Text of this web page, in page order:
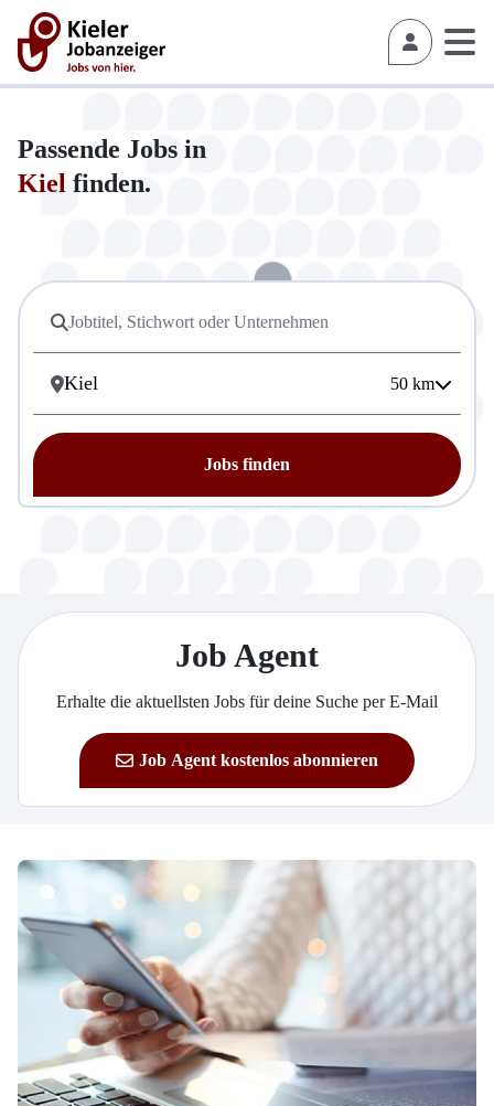
Passende Jobs in
Kiel finden.
50 km
Jobs finden
Job Agent
Erhalte die aktuellsten Jobs für deine Suche per E-Mail
Job Agent kostenlos abonnieren